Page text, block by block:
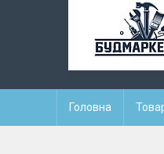
Головна